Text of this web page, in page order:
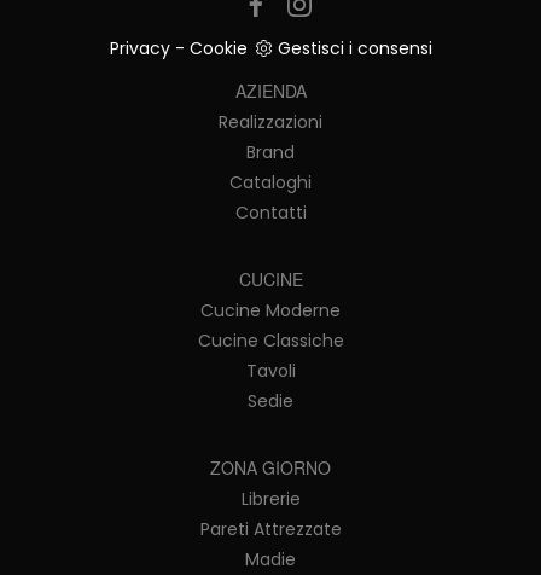
Privacy- Cookie
Gestisci i consensi
AZIENDA
Realizzazioni
Brand
Cataloghi
Contatti
CUCINE
Cucine Moderne
Cucine Classiche
Tavoli
Sedie
ZONA GIORNO
Librerie
Pareti Attrezzate
Madie